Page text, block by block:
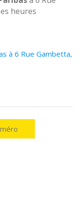
heures
à 6 Rue Gambetta,